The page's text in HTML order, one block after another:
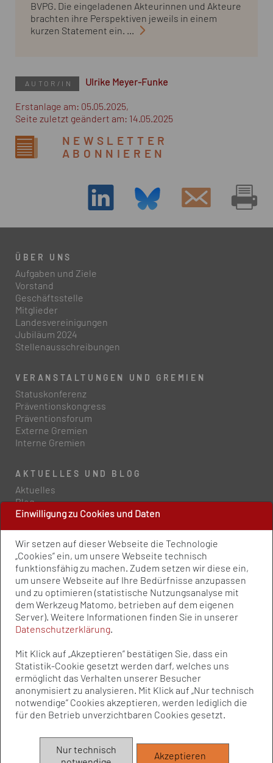
Einwilligung zu Cookies und Daten
Wir setzen auf dieser Webseite die Technologie
„Cookies” ein, um unsere Webseite technisch
funktionsfähig zu machen. Zudem setzen wir diese ein,
um unsere Webseite auf Ihre Bedürfnisse anzupassen
und zu optimieren (statistische Nutzungsanalyse mit
dem Werkzeug Matomo, betrieben auf dem eigenen
Server). Weitere Informationen finden Sie in unserer
Datenschutzerklärung.
Mit Klick auf „Akzeptieren” bestätigen Sie, dass ein
Statistik-Cookie gesetzt werden darf, welches uns
ermöglicht das Verhalten unserer Besucher
anonymisiert zu analysieren. Mit Klick auf „Nur technisch
notwendige” Cookies akzeptieren, werden lediglich die
für den Betrieb unverzichtbaren Cookies gesetzt.
Nur technisch
Akzeptieren
BVPG. Die eingeladenen Akteurinnen und Akteure
brachten ihre Perspektiven jeweils in einem
kurzen Statement ein. ...
AUTOR/IN Ulrike Meyer-Funke
Erstanlage am: 05.05.2025,
Seite zuletzt geändert am: 14.05.2025
NEWSLETTER
ABONNIEREN
ÜBER UNS
Aufgaben und Ziele
Vorstand
Geschäftsstelle
Mitglieder
Landesvereinigungen
Jubiläum 2024
Stellenausschreibungen
VERANSTALTUNGEN UND GREMIEN
Statuskonferenz
Präventionskongress
Präventionsforum
Externe Gremien
Interne Gremien
AKTUELLES UND BLOG
Aktuelles
Blog
PRESSE UND PUBLIKATIONEN
Policy Paper
Pressemitteilungen
Publikationen
Newsletter
Kontakt
Impressum
Qualitätsstandards
Sitemap
© Bundesvereinigung Prävention und
Die Bundesvereinigung Prävention und Gesundheitsförderung e.V.
(BVPG) wird aufgrund eines Beschlusses des Bundestages vom